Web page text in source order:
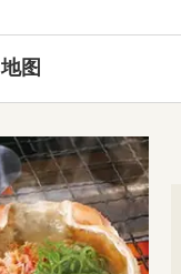
地图